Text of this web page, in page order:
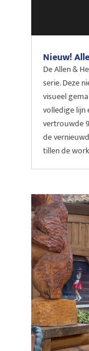
Nieuw!
De Allen &
serie. Deze
visueel
volledige lijn
vertrouwde
de
tillen de